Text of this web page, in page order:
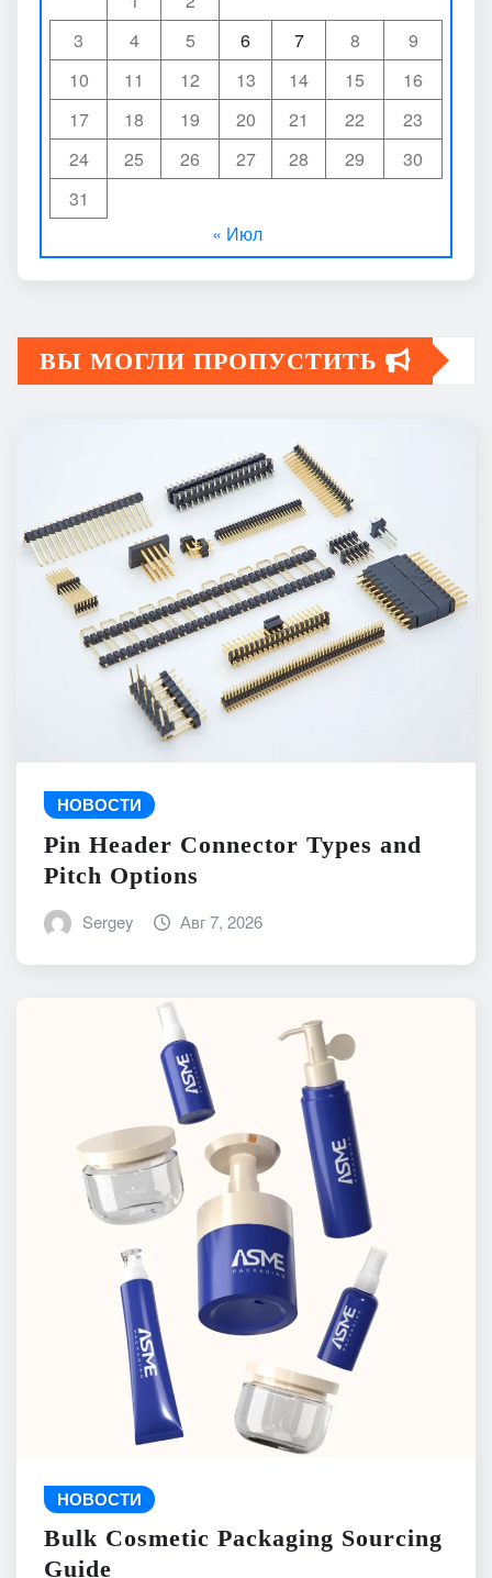
3
4 5 6 7 8
9
10
11 12 13 14 15
16
17
18 19 20 21 22
23
24
25 26 27 28 29
30
31
« Июл
ВЫ МОГЛИ ПРОПУСТИТЬ
НОВОСТИ
Pin Header Connector Types and
Pitch Options
Sergey Авг 7, 2026
НОВОСТИ
Bulk Cosmetic Packaging Sourcing
Guide